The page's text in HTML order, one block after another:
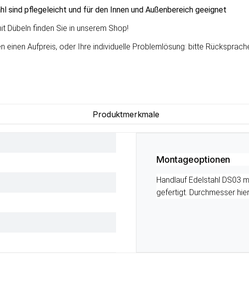
sind pflegeleicht und für den Innen und Außenbereich geeignet
Dübeln finden Sie in unserem Shop!
einen Aufpreis, oder Ihre individuelle Problemlösung: bitte
Produktmerkmale
Montageoptionen
Handlauf Edelstahl DS03
gefertigt. Durchmesser